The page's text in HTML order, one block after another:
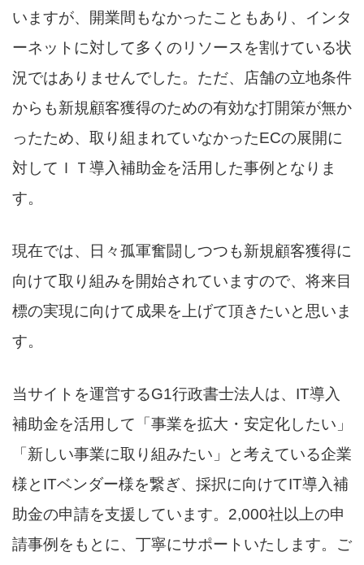
いますが、開業間もなかったこともあり、インタ
ーネットに対して多くのリソースを割けている状
況ではありませんでした。ただ、店舗の立地条件
からも新規顧客獲得のための有効な打開策が無か
ったため、取り組まれていなかったECの展開に
対してＩＴ導入補助金を活用した事例となりま
す。
現在では、日々孤軍奮闘しつつも新規顧客獲得に
向けて取り組みを開始されていますので、将来目
標の実現に向けて成果を上げて頂きたいと思いま
す。
当サイトを運営するG1行政書士法人は、IT導入
補助金を活用して「事業を拡大・安定化したい」
「新しい事業に取り組みたい」と考えている企業
様とITベンダー様を繋ぎ、採択に向けてIT導入補
助金の申請を支援しています。2,000社以上の申
請事例をもとに、丁寧にサポートいたします。ご